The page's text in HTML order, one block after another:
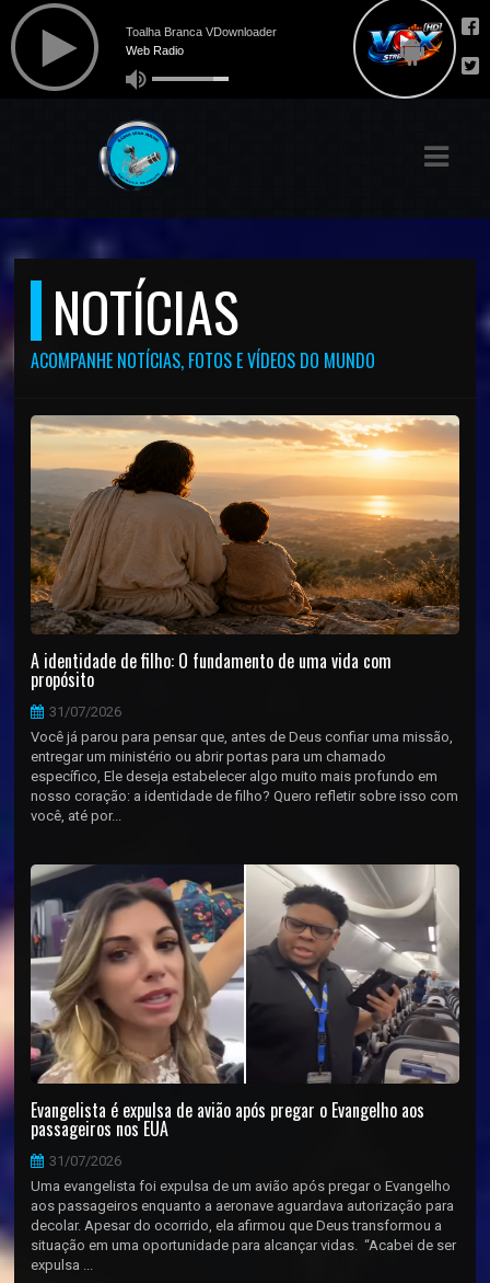
NOTÍCIAS
ACOMPANHE NOTÍCIAS, FOTOS E VÍDEOS DO MUNDO
A identidade de filho: O fundamento de uma vida com
propósito
31/07/2026
Você já parou para pensar que, antes de Deus confiar uma missão,
entregar um ministério ou abrir portas para um chamado
específico, Ele deseja estabelecer algo muito mais profundo em
nosso coração: a identidade de filho? Quero refletir sobre isso com
você, até por...
Evangelista é expulsa de avião após pregar o Evangelho aos
passageiros nos EUA
31/07/2026
Uma evangelista foi expulsa de um avião após pregar o Evangelho
aos passageiros enquanto a aeronave aguardava autorização para
decolar. Apesar do ocorrido, ela afirmou que Deus transformou a
situação em uma oportunidade para alcançar vidas. “Acabei de ser
expulsa ...